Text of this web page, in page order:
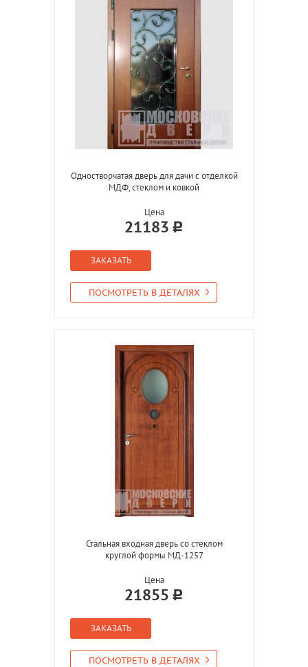
Одностворчатая дверь для дачи с отделкой
МДФ, стеклом и ковкой
Цена
21183
ЗАКАЗАТЬ
ПОСМОТРЕТЬ В ДЕТАЛЯХ
Стальная входная дверь со стеклом
круглой формы МД-1257
Цена
21855
ЗАКАЗАТЬ
ПОСМОТРЕТЬ В ДЕТАЛЯХ